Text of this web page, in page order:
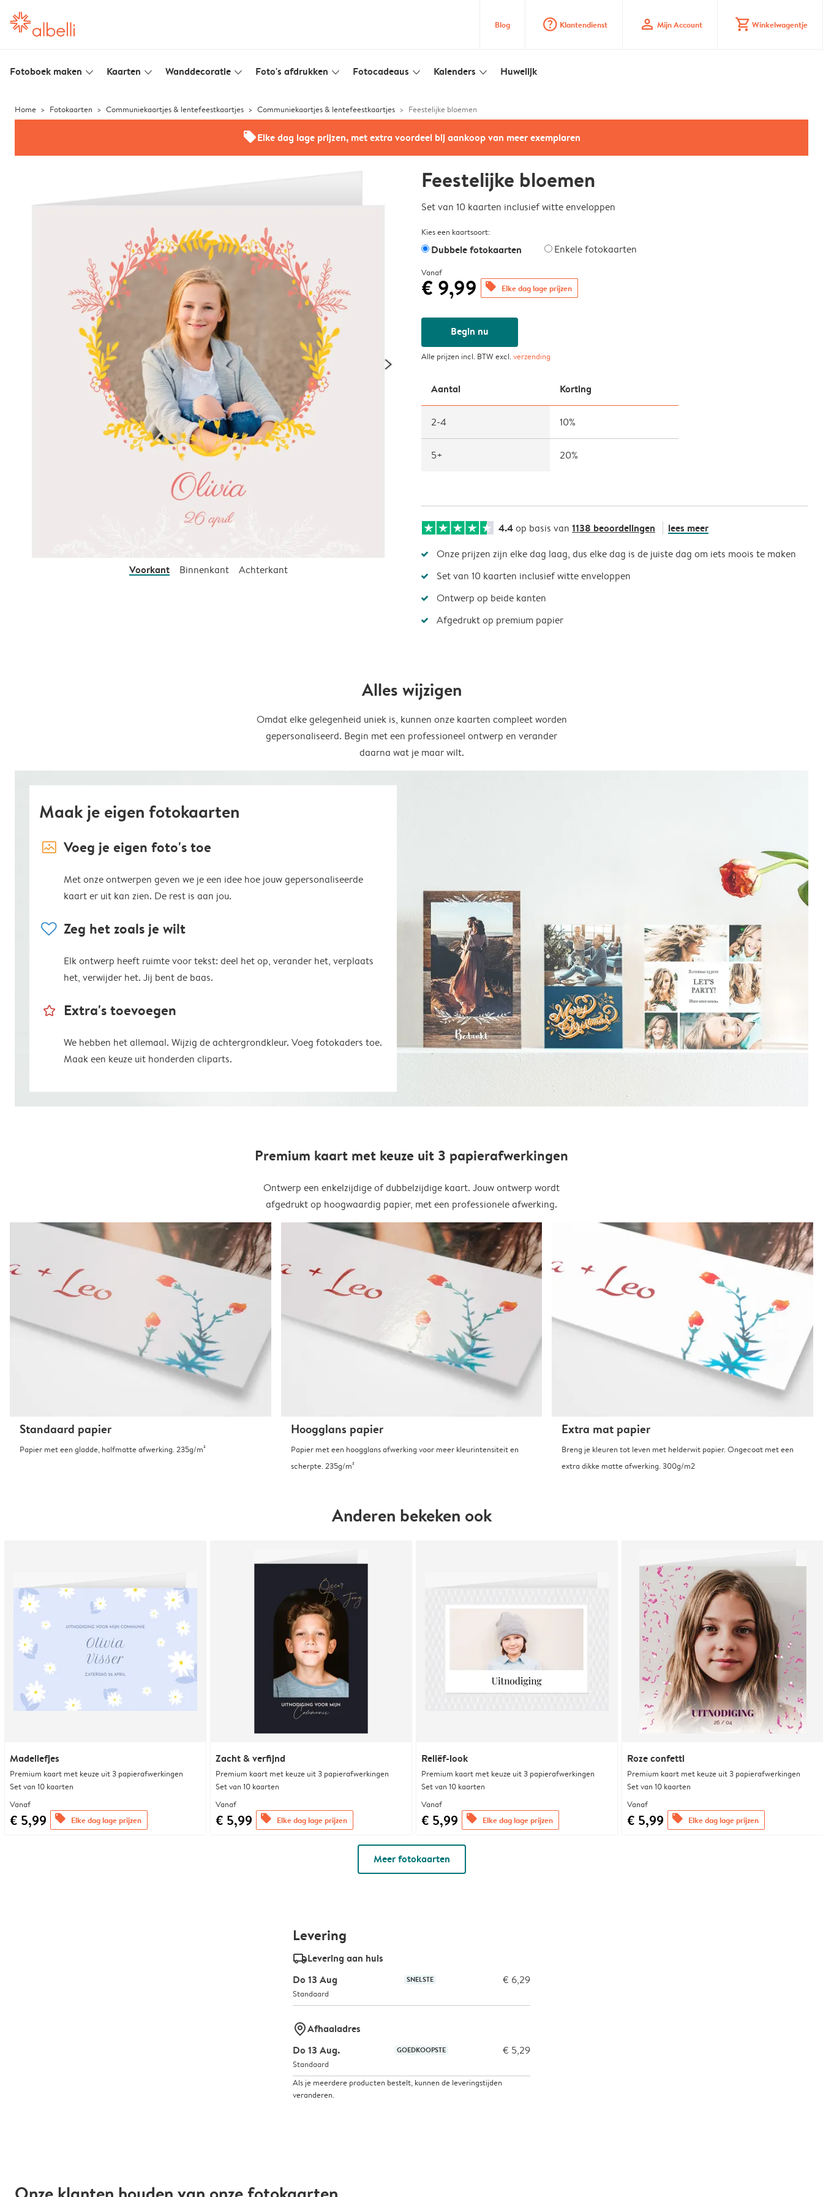
Blog question_mark_circle Klantendienst profile Mijn Account shopping_cart Winkelwagentje
Fotoboek maken slim_arrow_down Kaarten slim_arrow_down Wanddecoratie slim_arrow_down Foto's afdrukken slim_arrow_down Fotocadeaus slim_arrow_down Kalenders slim_arrow_down Huwelijk
Home Fotokaarten Communiekaartjes & lentefeestkaartjes Communiekaartjes & lentefeestkaartjes Feestelijke bloemen
offersElke dag lage prijzen, met extra voordeel bij aankoop van meer exemplaren
Voorkant Binnenkant Achterkant
Feestelijke bloemen
Set van 10 kaarten inclusief witte enveloppen
Kies een kaartsoort:
Dubbele fotokaarten Enkele fotokaarten
Vanaf
€ 9,99 offers Elke dag lage prijzen
Begin nu
Alle prijzen incl. BTW excl.verzending
Aantal Korting
2-4 10%
5+ 20%
4.4op basis van 1138 beoordelingen lees meer
Onze prijzen zijn elke dag laag, dus elke dag is de juiste dag om iets moois te maken
Set van 10 kaarten inclusief witte enveloppen
Ontwerp op beide kanten
Afgedrukt op premium papier
Alles wijzigen
Omdat elke gelegenheid uniek is, kunnen onze kaarten compleet worden
gepersonaliseerd. Begin met een professioneel ontwerp en verander
daarna wat je maar wilt.
Maak je eigen fotokaarten
image_placeholder Voeg je eigen foto's toe
Met onze ontwerpen geven we je een idee hoe jouw gepersonaliseerde
kaart er uit kan zien. De rest is aan jou.
heart Zeg het zoals je wilt
Elk ontwerp heeft ruimte voor tekst: deel het op, verander het, verplaats
het, verwijder het. Jij bent de baas.
star_outline Extra's toevoegen
We hebben het allemaal. Wijzig de achtergrondkleur. Voeg fotokaders toe.
Maak een keuze uit honderden cliparts.
Premium kaart met keuze uit 3 papierafwerkingen
Ontwerp een enkelzijdige of dubbelzijdige kaart. Jouw ontwerp wordt
afgedrukt op hoogwaardig papier, met een professionele afwerking.
Standaard papier
Papier met een gladde, halfmatte afwerking. 235g/m²
Hoogglans papier
Papier met een hoogglans afwerking voor meer kleurintensiteit en
scherpte. 235g/m²
Extra mat papier
Breng je kleuren tot leven met helderwit papier. Ongecoat met een
extra dikke matte afwerking. 300g/m2
Anderen bekeken ook
Madeliefjes
Premium kaart met keuze uit 3 papierafwerkingen
Set van 10 kaarten
Vanaf
€ 5,99 offers Elke dag lage prijzen
Zacht & verfijnd
Premium kaart met keuze uit 3 papierafwerkingen
Set van 10 kaarten
Vanaf
€ 5,99 offers Elke dag lage prijzen
Reliëf-look
Premium kaart met keuze uit 3 papierafwerkingen
Set van 10 kaarten
Vanaf
€ 5,99 offers Elke dag lage prijzen
Roze confetti
Premium kaart met keuze uit 3 papierafwerkingen
Set van 10 kaarten
Vanaf
€ 5,99 offers Elke dag lage prijzen
Meer fotokaarten
Levering
delivery_standard_v2Levering aan huis
Do 13 Aug
SNELSTE € 6,29
Standaard
marker-pinAfhaaladres
Do 13 Aug.
GOEDKOOPSTE € 5,29
Standaard
Als je meerdere producten bestelt, kunnen de leveringstijden
veranderen.